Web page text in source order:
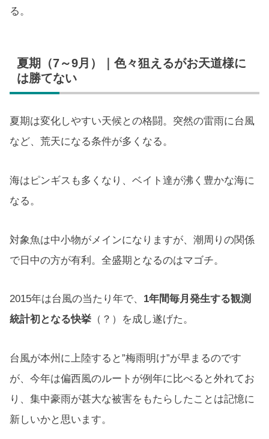
る。
夏期（7～9月）｜色々狙えるがお天道様に
は勝てない
夏期は変化しやすい天候との格闘。突然の雷雨に台風
など、荒天になる条件が多くなる。
海はピンギスも多くなり、ベイト達が沸く豊かな海に
なる。
対象魚は中小物がメインになりますが、潮周りの関係
で日中の方が有利。全盛期となるのはマゴチ。
2015年は台風の当たり年で、 1年間毎月発生する観測
統計初となる快挙 （？）を成し遂げた。
台風が本州に上陸すると”梅雨明け”が早まるのです
が、今年は偏西風のルートが例年に比べると外れてお
り、集中豪雨が甚大な被害をもたらしたことは記憶に
新しいかと思います。